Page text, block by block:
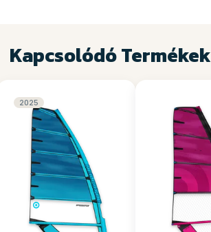
Kapcsolódó Termékek
2025